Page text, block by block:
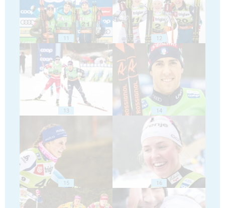
11 12
13 14
15 16